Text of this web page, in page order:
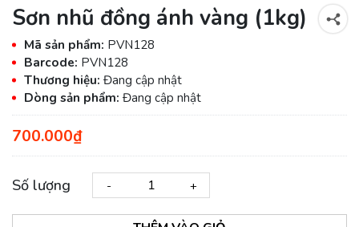
Sơn nhũ đồng ánh vàng (1kg)
Mã sản phẩm: PVN128
Barcode: PVN128
Thương hiệu: Đang cập nhật
Dòng sản phẩm: Đang cập nhật
700.000₫
Số lượng - +